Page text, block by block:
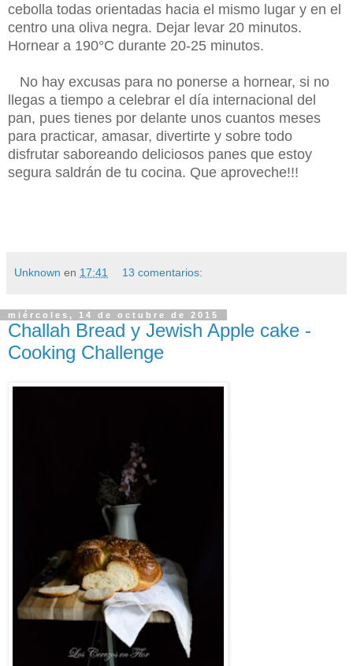
cebolla todas orientadas hacia el mismo lugar y en el
centro una oliva negra. Dejar levar 20 minutos.
Hornear a 190°C durante 20-25 minutos.
No hay excusas para no ponerse a hornear, si no
llegas a tiempo a celebrar el día internacional del
pan, pues tienes por delante unos cuantos meses
para practicar, amasar, divertirte y sobre todo
disfrutar saboreando deliciosos panes que estoy
segura saldrán de tu cocina. Que aproveche!!!
Unknown en 17:41 13 comentarios:
miércoles, 14 de octubre de 2015
Challah Bread y Jewish Apple cake -
Cooking Challenge